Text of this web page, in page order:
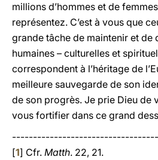
millions d’hommes et de
représentez. C’est à vous que
grande tâche de maintenir et de
humaines – culturelles et
correspondent à l’héritage de
meilleure sauvegarde de son
de son progrès. Je prie Dieu de
vous fortifier dans ce grand
[1] Cfr. Matth. 22, 21.